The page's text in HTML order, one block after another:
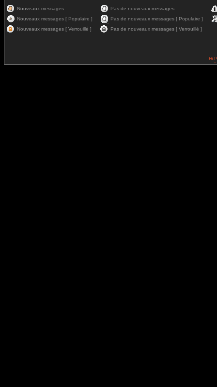
Nouveaux messages
Pas de nouveaux messages
Nouveaux messages [ Populaire ]
Pas de nouveaux messages [ Populaire ]
Nouveaux messages [ Verrouillé ]
Pas de nouveaux messages [ Verrouillé ]